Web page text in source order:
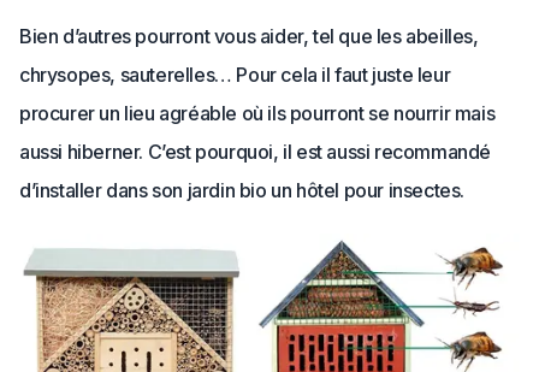
Bien d’autres pourront vous aider, tel que les abeilles,
chrysopes, sauterelles… Pour cela il faut juste leur
procurer un lieu agréable où ils pourront se nourrir mais
aussi hiberner. C’est pourquoi, il est aussi recommandé
d’installer dans son jardin bio un hôtel pour insectes.